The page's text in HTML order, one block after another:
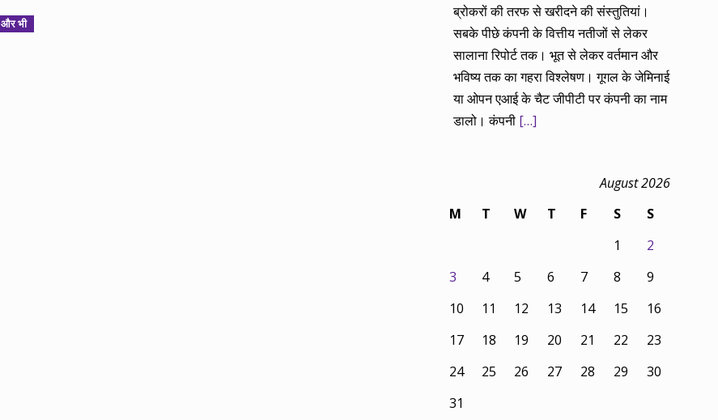
और भी
ब्रोकरों की तरफ से खरीदने की संस्तुतियां।
सबके पीछे कंपनी के वित्तीय नतीजों से लेकर
सालाना रिपोर्ट तक। भूत से लेकर वर्तमान और
भविष्य तक का गहरा विश्लेषण। गूगल के जेमिनाई
या ओपन एआई के चैट जीपीटी पर कंपनी का नाम
डालो। कंपनी […]
August 2026
M
T W T F S
S
1
2
3
4 5 6 7 8
9
10
11 12 13 14 15
16
17
18 19 20 21 22
23
24
25 26 27 28 29
30
31